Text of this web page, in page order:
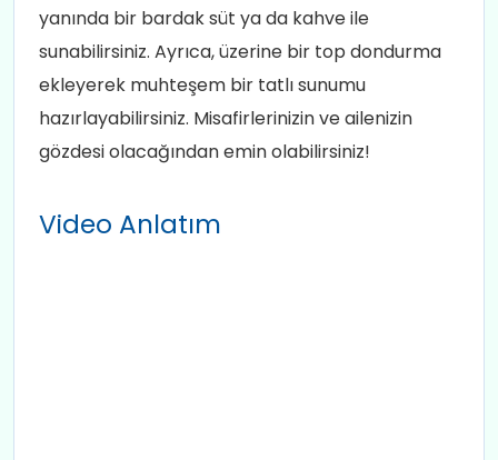
yanında bir bardak süt ya da kahve ile
sunabilirsiniz. Ayrıca, üzerine bir top dondurma
ekleyerek muhteşem bir tatlı sunumu
hazırlayabilirsiniz. Misafirlerinizin ve ailenizin
gözdesi olacağından emin olabilirsiniz!
Video Anlatım